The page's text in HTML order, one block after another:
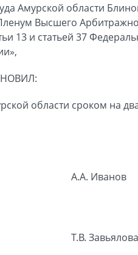
Амурской области
Высшего
13 и статьей 37
области сроком на
А.А. Иванов
Т.В. Завьялова